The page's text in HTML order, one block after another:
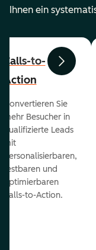
Ihnen ein
ZurückWeiter
Calls-to-
Action
Konvertieren Sie
mehr Besucher in
qualifizierte Leads
mit
personalisierbaren,
testbaren und
optimierbaren
Calls-to-Action.